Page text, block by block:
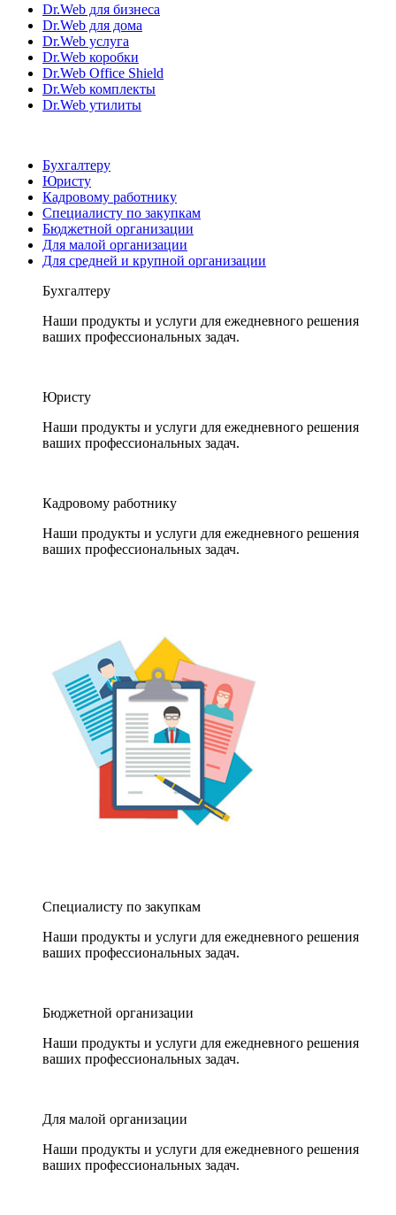
Dr.Web для бизнеса
Dr.Web для дома
Dr.Web услуга
Dr.Web коробки
Dr.Web Office Shield
Dr.Web комплекты
Dr.Web утилиты
Бухгалтеру
Юристу
Кадровому работнику
Специалисту по закупкам
Бюджетной организации
Для малой организации
Для средней и крупной организации
Бухгалтеру
Наши продукты и услуги для ежедневного решения
ваших профессиональных задач.
Юристу
Наши продукты и услуги для ежедневного решения
ваших профессиональных задач.
Кадровому работнику
Наши продукты и услуги для ежедневного решения
ваших профессиональных задач.
Специалисту по закупкам
Наши продукты и услуги для ежедневного решения
ваших профессиональных задач.
Бюджетной организации
Наши продукты и услуги для ежедневного решения
ваших профессиональных задач.
Для малой организации
Наши продукты и услуги для ежедневного решения
ваших профессиональных задач.